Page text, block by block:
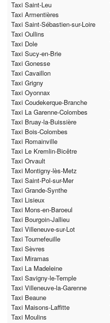
Taxi Saint-Leu
Taxi Armentières
Taxi Saint-Sébastien-sur-Loire
Taxi Oullins
Taxi Dole
Taxi Sucy-en-Brie
Taxi Gonesse
Taxi Cavaillon
Taxi Grigny
Taxi Oyonnax
Taxi Coudekerque-Branche
Taxi La Garenne-Colombes
Taxi Bruay-la-Buissière
Taxi Bois-Colombes
Taxi Romainville
Taxi Le Kremlin-Bicêtre
Taxi Orvault
Taxi Montigny-lès-Metz
Taxi Saint-Pol-sur-Mer
Taxi Grande-Synthe
Taxi Lisieux
Taxi Mons-en-Baroeul
Taxi Bourgoin-Jallieu
Taxi Villeneuve-sur-Lot
Taxi Tournefeuille
Taxi Sèvres
Taxi Miramas
Taxi La Madeleine
Taxi Savigny-le-Temple
Taxi Villeneuve-la-Garenne
Taxi Beaune
Taxi Maisons-Laffitte
Taxi Moulins